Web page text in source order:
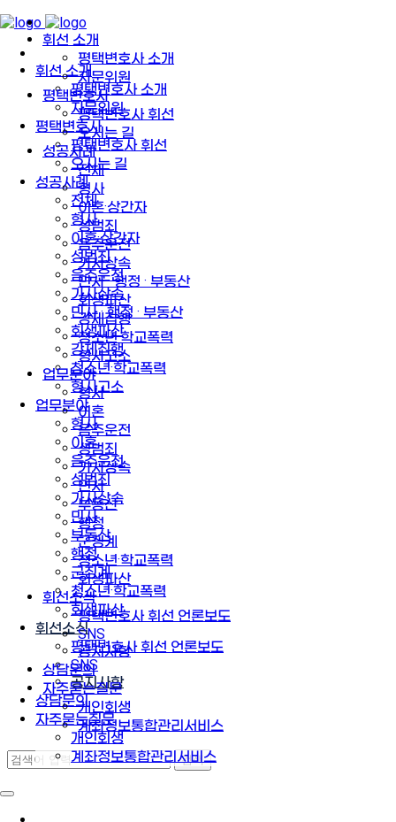
휘선 소개
평택변호사 소개
자문위원
평택변호사
평택변호사 휘선
오시는 길
성공사례
전체
형사
이혼·상간자
성범죄
음주운전
가사상속
민사 · 행정 · 부동산
회생파산
강제집행
청소년·학교폭력
형사고소
업무분야
형사
이혼
음주운전
성범죄
가사상속
민사
부동산
행정
군징계
청소년·학교폭력
회생파산
휘선소식
평택변호사 휘선 언론보도
SNS
공지사항
상담문의
자주묻는질문
개인회생
계좌정보통합관리서비스
휘선 소개
평택변호사 소개
자문위원
평택변호사
평택변호사 휘선
오시는 길
성공사례
전체
형사
이혼·상간자
성범죄
음주운전
가사상속
민사 · 행정 · 부동산
회생파산
강제집행
청소년·학교폭력
형사고소
업무분야
형사
이혼
음주운전
성범죄
가사상속
민사
부동산
행정
군징계
청소년·학교폭력
회생파산
휘선소식
평택변호사 휘선 언론보도
SNS
공지사항
상담문의
자주묻는질문
개인회생
계좌정보통합관리서비스